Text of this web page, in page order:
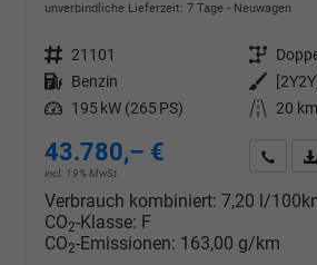
unverbindliche Lieferzeit: 7 Tage Neuwagen
Fahrzeugnr. 21101 Getriebe
Kraftstoff Benzin Außenfarbe
Leistung 195 kW (265 PS) Kilometerstand 20 km
43.780,– €
incl. 19% MwSt.
Wir
Verbrauch kombiniert: 7,20 l/
CO2-Klasse: F
CO2-Emissionen: 163,00 g/km